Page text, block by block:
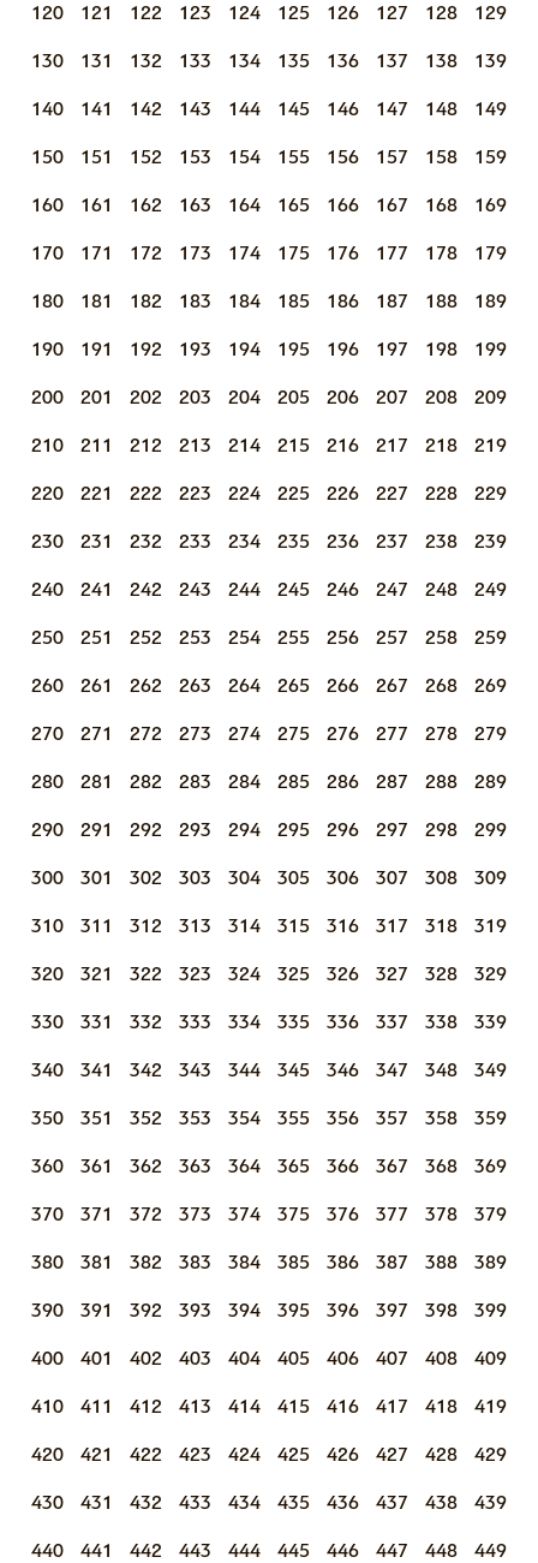
120 121 122 123 124 125 126 127 128 129
130 131 132 133 134 135 136 137 138 139
140 141 142 143 144 145 146 147 148 149
150 151 152 153 154 155 156 157 158 159
160 161 162 163 164 165 166 167 168 169
170 171 172 173 174 175 176 177 178 179
180 181 182 183 184 185 186 187 188 189
190 191 192 193 194 195 196 197 198 199
200 201 202 203 204 205 206 207 208 209
210 211 212 213 214 215 216 217 218 219
220 221 222 223 224 225 226 227 228 229
230 231 232 233 234 235 236 237 238 239
240 241 242 243 244 245 246 247 248 249
250 251 252 253 254 255 256 257 258 259
260 261 262 263 264 265 266 267 268 269
270 271 272 273 274 275 276 277 278 279
280 281 282 283 284 285 286 287 288 289
290 291 292 293 294 295 296 297 298 299
300 301 302 303 304 305 306 307 308 309
310 311 312 313 314 315 316 317 318 319
320 321 322 323 324 325 326 327 328 329
330 331 332 333 334 335 336 337 338 339
340 341 342 343 344 345 346 347 348 349
350 351 352 353 354 355 356 357 358 359
360 361 362 363 364 365 366 367 368 369
370 371 372 373 374 375 376 377 378 379
380 381 382 383 384 385 386 387 388 389
390 391 392 393 394 395 396 397 398 399
400 401 402 403 404 405 406 407 408 409
410 411 412 413 414 415 416 417 418 419
420 421 422 423 424 425 426 427 428 429
430 431 432 433 434 435 436 437 438 439
440 441 442 443 444 445 446 447 448 449